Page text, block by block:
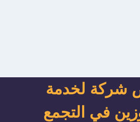
شركة لخدمة
في التجمع